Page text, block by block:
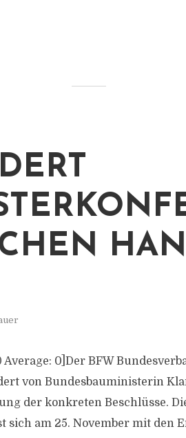
Average: 0]Der BFW
von Bundesbauministerin
der konkreten Beschlüsse. Die
am 25. November mit den